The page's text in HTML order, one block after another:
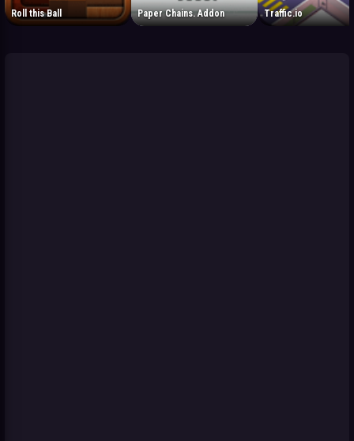
Roll this Ball Paper Chains. Addon Traffic.io